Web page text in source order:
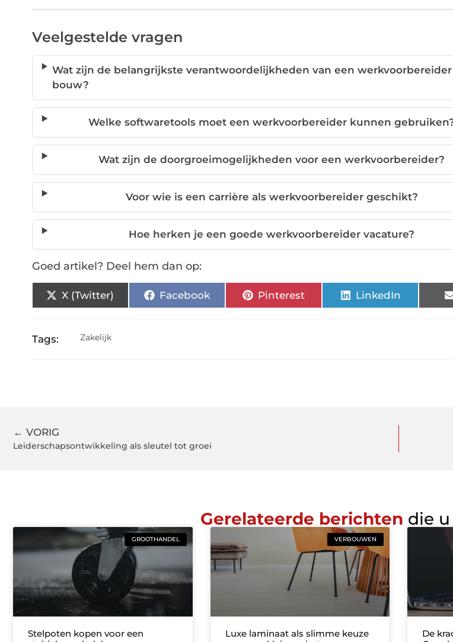
Veelgestelde vragen
Wat zijn de belangrijkste verantwoordelijkheden van een
bouw?
Welke softwaretools moet een werkvoorbereider kunnen
Wat zijn de doorgroeimogelijkheden voor een werkvoorbereider?
Voor wie is een carrière als werkvoorbereider geschikt?
Hoe herken je een goede werkvoorbereider vacature?
Goed artikel? Deel hem dan op:
X (Twitter) Facebook Pinterest LinkedIn
Tags: Zakelijk
← VORIG
Leiderschapsontwikkeling als sleutel tot groei
Gerelateerde berichten die
GROOTHANDEL
Stelpoten kopen voor een
VERBOUWEN
Luxe laminaat als slimme keuze
De